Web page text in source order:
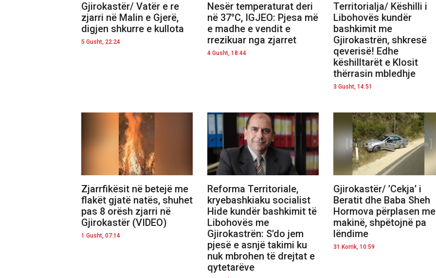
Gjirokastër/ Vatër e re
zjarri në Malin e Gjerë,
digjen shkurre e kullota
5 Gusht, 22:24
Nesër temperaturat deri
në 37°C, IGJEO: Pjesa më
e madhe e vendit e
rrezikuar nga zjarret
4 Gusht, 18:44
Territorialja/ Këshilli i
Libohovës kundër
bashkimit me
Gjirokastrën, shkresë
qeverisë! Edhe
këshilltarët e Klosit
thërrasin mbledhje
3 Gusht, 14:51
Zjarrfikësit në betejë me
flakët gjatë natës, shuhet
pas 8 orësh zjarri në
Gjirokastër (VIDEO)
1 Gusht, 07:14
Reforma Territoriale,
kryebashkiaku socialist
Hide kundër bashkimit të
Libohovës me
Gjirokastrën: S'do jem
pjesë e asnjë takimi ku
nuk mbrohen të drejtat e
qytetarëve
Gjirokastër/ ’Cekja’ i
Beratit dhe Baba Sheh
Hormova përplasen me
makinë, shpëtojnë pa
lëndime
31 Korrik, 10:59